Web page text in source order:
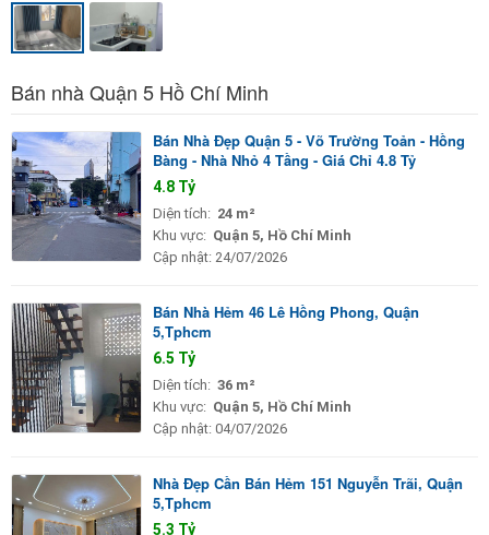
Bán nhà Quận 5 Hồ Chí Minh
Bán Nhà Đẹp Quận 5 - Võ Trường Toản - Hồng
Bàng - Nhà Nhỏ 4 Tầng - Giá Chỉ 4.8 Tỷ
4.8 Tỷ
Diện tích: 24 m²
Khu vực: Quận 5, Hồ Chí Minh
Cập nhật: 24/07/2026
Bán Nhà Hẻm 46 Lê Hồng Phong, Quận
5,Tphcm
6.5 Tỷ
Diện tích: 36 m²
Khu vực: Quận 5, Hồ Chí Minh
Cập nhật: 04/07/2026
Nhà Đẹp Cần Bán Hẻm 151 Nguyễn Trãi, Quận
5,Tphcm
5.3 Tỷ